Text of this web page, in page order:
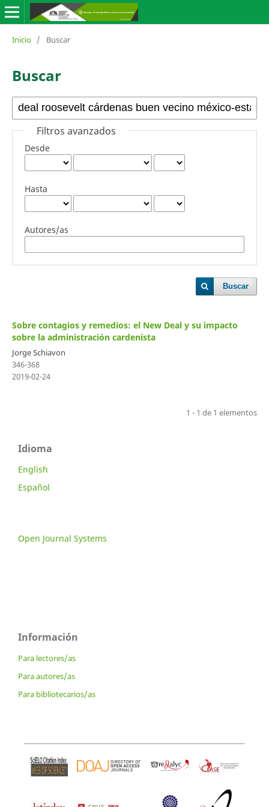
Inicio / Buscar
Buscar
Filtros avanzados
Desde
Hasta
Autores/as
Buscar
Sobre contagios y remedios: el New Deal y su impacto
sobre la administración cardenista
Jorge Schiavon
346-368
2019-02-24
1 - 1 de 1 elementos
Idioma
English
Español
Open Journal Systems
Información
Para lectores/as
Para autores/as
Para bibliotecarios/as